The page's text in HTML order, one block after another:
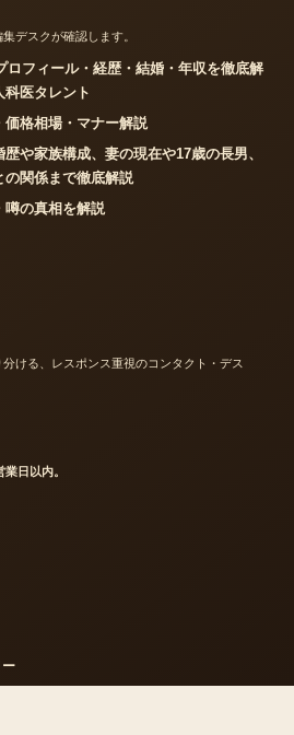
デスクが確認します。
ロフィール・経歴・結婚・年収を徹底解
医タレント
格相場・マナー解説
や家族構成、妻の現在や17歳の長男、
の関係まで徹底解説
噂の真相を解説
ける、レスポンス重視のコンタクト・デス
日以内。